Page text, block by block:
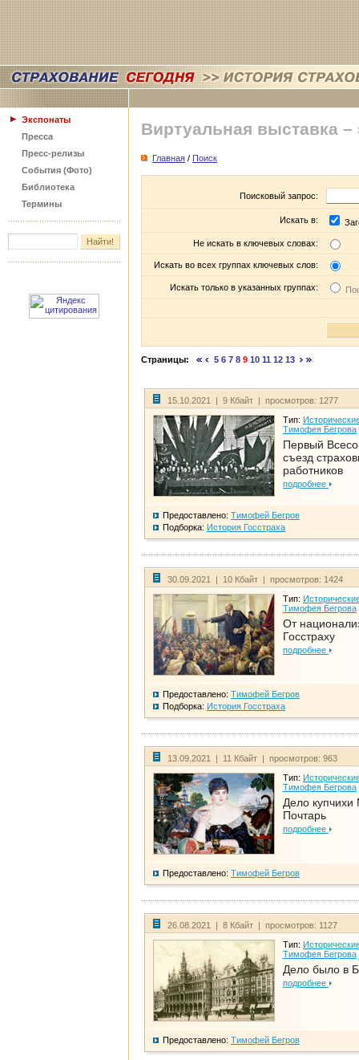
Экспонаты
Пресса
Пресс-релизы
События (Фото)
Библиотека
Термины
Виртуальная выставка –
Главная / Поиск
Поисковый запрос:
Искать в:
Не искать в ключевых словах:
Искать во всех группах ключевых слов:
Искать только в указанных группах:
Страницы: 5 6 7 8 9 10 11 12 13
15.10.2021 | 9 Кбайт | просмотров: 1277
Тип:
Тимофея Бегрова
Первый
съезд
работников
подробнее
Предоставлено: Тимофей Бегров
Подборка: История Госстраха
30.09.2021 | 10 Кбайт | просмотров: 1424
Тип:
Тимофея Бегрова
От
Госстраху
подробнее
Предоставлено: Тимофей Бегров
Подборка: История Госстраха
13.09.2021 | 11 Кбайт | просмотров: 963
Тип:
Тимофея Бегрова
Дело
Почтарь
подробнее
Предоставлено: Тимофей Бегров
26.08.2021 | 8 Кбайт | просмотров: 1127
Тип:
Тимофея Бегрова
Дело было в
подробнее
Предоставлено: Тимофей Бегров